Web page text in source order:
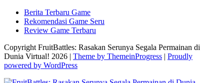
Skip
content
Berita Terbaru Game
Rekomendasi Game Seru
Review Game Terbaru
Copyright FruitBattles: Rasakan Serunya Segala Permainan di
Dunia Virtual! 2026 | Theme by ThemeinProgress | Proudly
powered by WordPress